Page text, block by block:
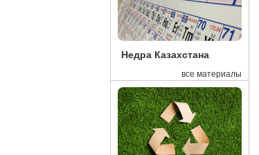
Недра Казахстана
все материалы